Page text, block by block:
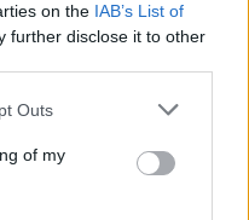
on the IAB’s List of
further disclose it to other
one or more Google
You may click to
its third-party tags to
in below Google
Outs
of my